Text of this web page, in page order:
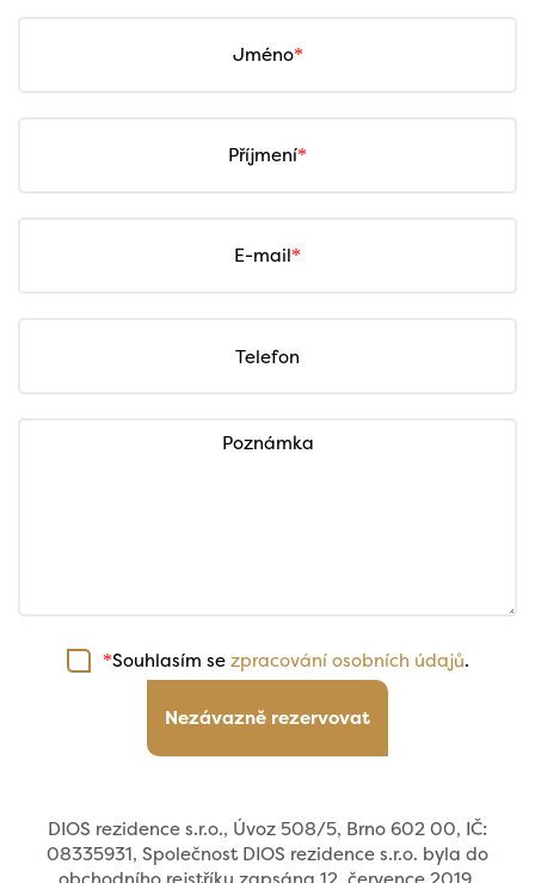
Jméno
Příjmení
E-mail
Telefon
Poznámka
*Souhlasím sezpracování osobních údajů.
Nezávazně rezervovat
DIOS rezidence s.r.o., Úvoz 508/5, Brno 602 00, IČ:
08335931, Společnost DIOS rezidence s.r.o. byla do